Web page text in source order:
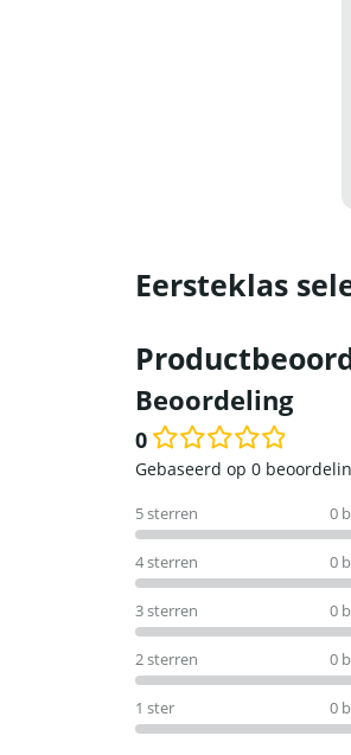
Eersteklas
Beoordeling
0
Waardering
uit
5
Gebaseerd op 0
5 sterren 0
4 sterren 0
3 sterren 0
2 sterren 0
1 ster 0